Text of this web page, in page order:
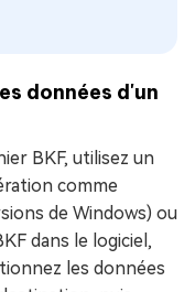
données d'un
BKF, utilisez un
comme
de Windows) ou
dans le logiciel,
les données